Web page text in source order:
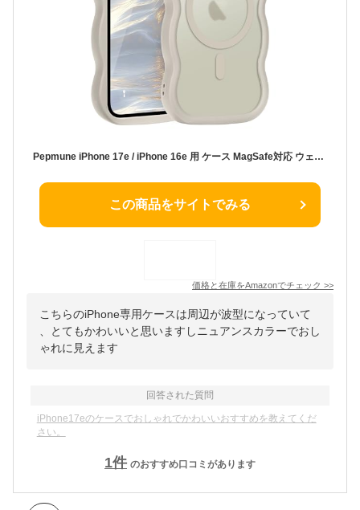
Pepmune iPhone 17e / iPhone 16e 用 ケース MagSafe対応 ウェーブ 半透明 滑り止め おしゃれ 可愛い 韓国 耐衝撃 指紋防止 ワイヤレス充電 スマホケース ストラップホール付き(ライトグレイ)
この商品をサイトでみる
価格と在庫をAmazonでチェック >>
こちらのiPhone専用ケースは周辺が波型になっていて
、とてもかわいいと思いますしニュアンスカラーでおし
ゃれに見えます
回答された質問
iPhone17eのケースでおしゃれでかわいいおすすめを教えてくだ
さい。
1件 のおすすめ口コミがあります